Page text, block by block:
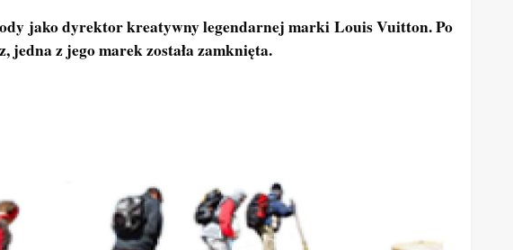
jako dyrektor kreatywny legendarnej marki Louis Vuitton. Po
jedna z jego marek została zamknięta.